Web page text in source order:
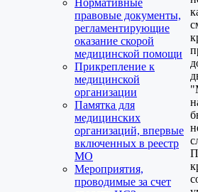
Нормативные
правовые документы,
регламентирующие
оказание скорой
медицинской помощи
Прикрепление к
медицинской
организации
Памятка для
медицинских
организаций, впервые
включенных в реестр
МО
Мероприятия,
проводимые за счет